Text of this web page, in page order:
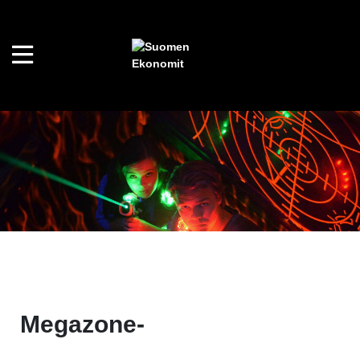
Megazone-